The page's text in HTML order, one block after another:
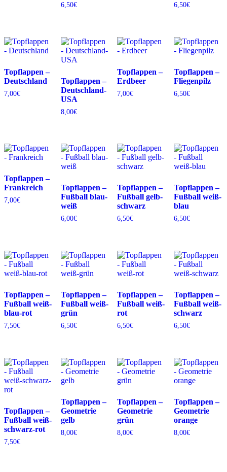
6,50€ 6,50€
Topflappen –
Deutschland
7,00€
Topflappen –
Deutschland-
USA
8,00€
Topflappen –
Erdbeer
7,00€
Topflappen –
Fliegenpilz
6,50€
Topflappen –
Frankreich
7,00€
Topflappen –
Fußball blau-
weiß
6,00€
Topflappen –
Fußball gelb-
schwarz
6,50€
Topflappen –
Fußball weiß-
blau
6,50€
Topflappen –
Fußball weiß-
blau-rot
7,50€
Topflappen –
Fußball weiß-
grün
6,50€
Topflappen –
Fußball weiß-
rot
6,50€
Topflappen –
Fußball weiß-
schwarz
6,50€
Topflappen –
Fußball weiß-
schwarz-rot
7,50€
Topflappen –
Geometrie
gelb
8,00€
Topflappen –
Geometrie
grün
8,00€
Topflappen –
Geometrie
orange
8,00€